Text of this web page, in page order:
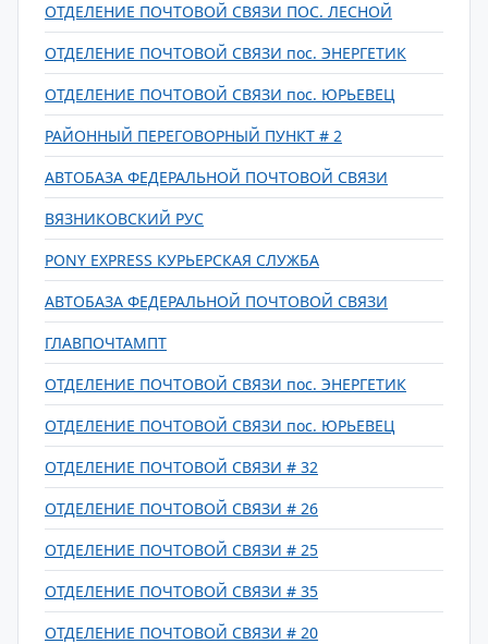
ОТДЕЛЕНИЕ ПОЧТОВОЙ СВЯЗИ ПОС. ЛЕСНОЙ
ОТДЕЛЕНИЕ ПОЧТОВОЙ СВЯЗИ пос. ЭНЕРГЕТИК
ОТДЕЛЕНИЕ ПОЧТОВОЙ СВЯЗИ пос. ЮРЬЕВЕЦ
РАЙОННЫЙ ПЕРЕГОВОРНЫЙ ПУНКТ # 2
АВТОБАЗА ФЕДЕРАЛЬНОЙ ПОЧТОВОЙ СВЯЗИ
ВЯЗНИКОВСКИЙ РУС
PONY EXPRESS КУРЬЕРСКАЯ СЛУЖБА
АВТОБАЗА ФЕДЕРАЛЬНОЙ ПОЧТОВОЙ СВЯЗИ
ГЛАВПОЧТАМПТ
ОТДЕЛЕНИЕ ПОЧТОВОЙ СВЯЗИ пос. ЭНЕРГЕТИК
ОТДЕЛЕНИЕ ПОЧТОВОЙ СВЯЗИ пос. ЮРЬЕВЕЦ
ОТДЕЛЕНИЕ ПОЧТОВОЙ СВЯЗИ # 32
ОТДЕЛЕНИЕ ПОЧТОВОЙ СВЯЗИ # 26
ОТДЕЛЕНИЕ ПОЧТОВОЙ СВЯЗИ # 25
ОТДЕЛЕНИЕ ПОЧТОВОЙ СВЯЗИ # 35
ОТДЕЛЕНИЕ ПОЧТОВОЙ СВЯЗИ # 20